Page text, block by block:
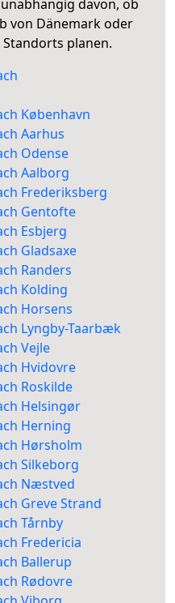
davon, ob
von Dänemark oder
planen.
København
Aarhus
Odense
Aalborg
Frederiksberg
Gentofte
Esbjerg
Gladsaxe
Randers
Kolding
Horsens
Lyngby-Taarbæk
Vejle
Hvidovre
Roskilde
Helsingør
Herning
Hørsholm
Silkeborg
Næstved
Greve Strand
Tårnby
Fredericia
Ballerup
Rødovre